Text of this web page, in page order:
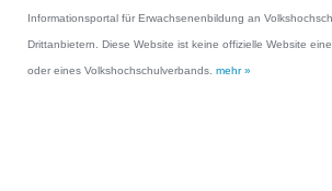
Informationsportal für Erwachsenenbildung an
Drittanbietern. Diese Website ist keine offizielle Website
oder eines Volkshochschulverbands. mehr »